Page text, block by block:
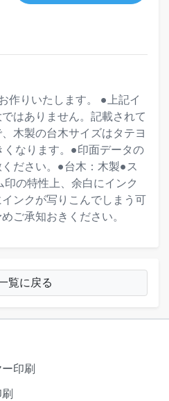
作りいたします。 ●上記イ
はありません。記載されて
木製の台木サイズはタテヨ
くなります。●印面データの
ださい。●台木：木製●ス
の特性上、余白にインク
ンクが写りこんでしまう可
ご承知おきください。
覧に戻る
印刷